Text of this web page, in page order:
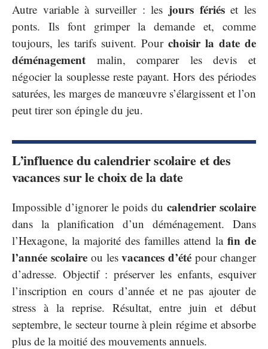
Autre variable à surveiller : les jours fériéset les
ponts. Ils font grimper la demande et, comme
toujours, les tarifs suivent. Pour choisir la date de
déménagement malin, comparer les devis et
négocier la souplesse reste payant. Hors des périodes
saturées, les marges de manœuvre s’élargissent et l’on
peut tirer son épingle du jeu.
L’influence du calendrier scolaire et des
vacances sur le choix de la date
Impossible d’ignorer le poids du calendrier scolaire
dans la planification d’un déménagement. Dans
l’Hexagone, la majorité des familles attend la fin de
l’année scolaireou lesvacances d’été pour changer
d’adresse. Objectif : préserver les enfants, esquiver
l’inscription en cours d’année et ne pas ajouter de
stress à la reprise. Résultat, entre juin et début
septembre, le secteur tourne à plein régime et absorbe
plus de la moitié des mouvements annuels.